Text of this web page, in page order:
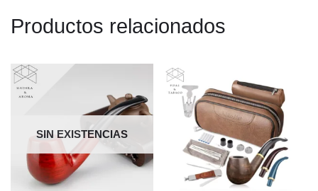
Productos relacionados
SIN EXISTENCIAS